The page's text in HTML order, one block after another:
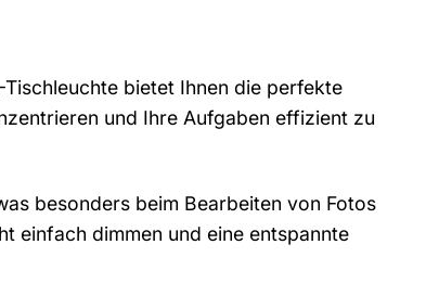
bietet Ihnen die perfekte
und Ihre Aufgaben effizient zu
besonders beim Bearbeiten von Fotos
einfach dimmen und eine entspannte